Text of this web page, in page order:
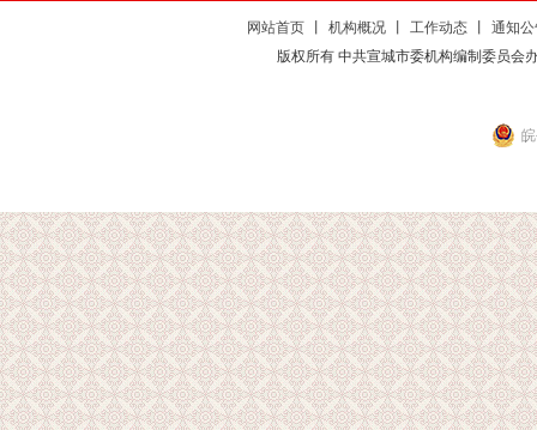
网站首页 机构概况 工作动态
通知
版权所有 中共宣城市委机构编制委员会